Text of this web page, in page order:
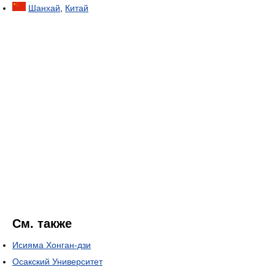
Шанхай
Китай
См. также
Исияма Хонган-дзи
Осакский Университет